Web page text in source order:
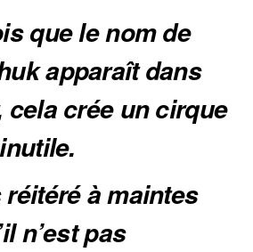
que le nom de
apparaît dans
cela crée un cirque
à maintes
n’est pas